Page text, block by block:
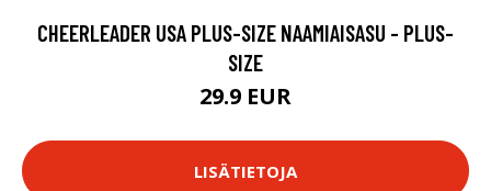
CHEERLEADER USA PLUS-SIZE NAAMIAISASU - PLUS-
SIZE
29.9 EUR
LISÄTIETOJA